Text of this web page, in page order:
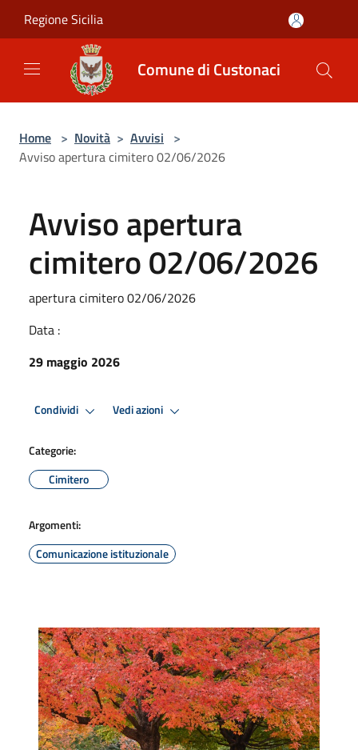
Regione Sicilia
Comune di Custonaci
Home > Novità > Avvisi >
Avviso apertura cimitero 02/06/2026
Avviso apertura
cimitero 02/06/2026
apertura cimitero 02/06/2026
Data :
29 maggio 2026
Condividi Vedi azioni
Categorie:
Cimitero
Argomenti:
Comunicazione istituzionale